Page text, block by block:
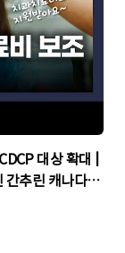
대상 확대 |
간추린 캐나다뉴